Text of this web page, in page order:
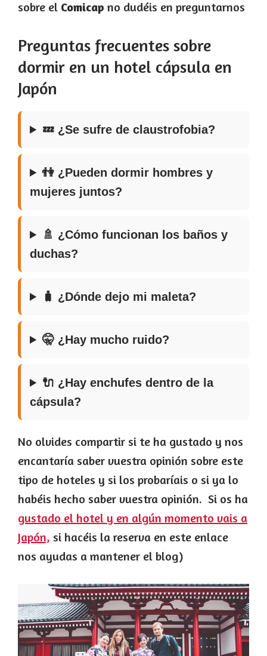
sobre el Comicap no dudéis en preguntarnos
Preguntas frecuentes sobre
dormir en un hotel cápsula en
Japón
💤 ¿Se sufre de claustrofobia?
👫 ¿Pueden dormir hombres y
mujeres juntos?
🚿 ¿Cómo funcionan los baños y
duchas?
🧳 ¿Dónde dejo mi maleta?
🤫 ¿Hay mucho ruido?
🔌 ¿Hay enchufes dentro de la
cápsula?
No olvides compartir si te ha gustado y nos
encantaría saber vuestra opinión sobre este
tipo de hoteles y si los probaríais o si ya lo
habéis hecho saber vuestra opinión. Si os ha
gustado el hotel y en algún momento vais a
Japón, si hacéis la reserva en este enlace
nos ayudas a mantener el blog)